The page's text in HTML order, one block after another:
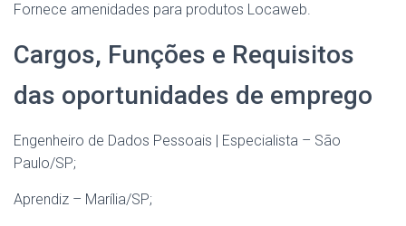
Fornece amenidades para produtos Locaweb.
Cargos, Funções e Requisitos
das oportunidades de emprego
Engenheiro de Dados Pessoais | Especialista – São
Paulo/SP;
Aprendiz – Marília/SP;